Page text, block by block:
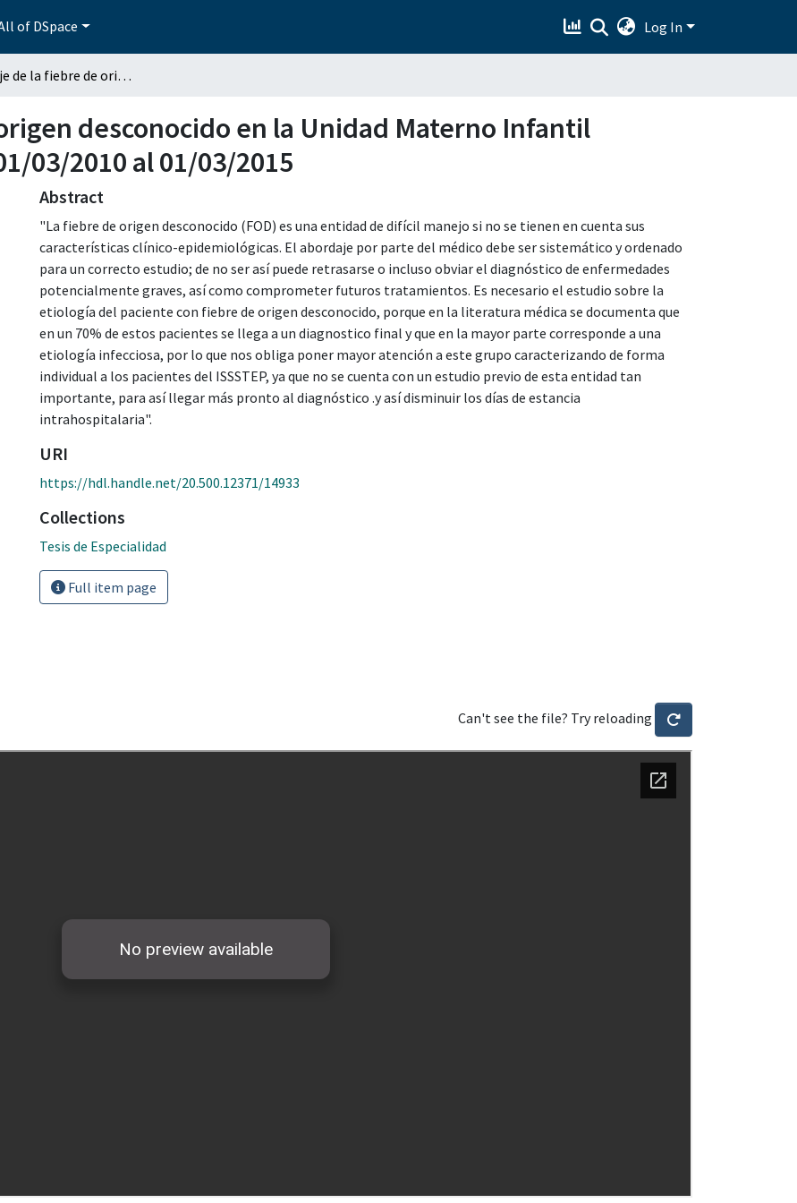
of DSpace Log In
Abordaje de la fiebre de origen desconocido en la Unidad Materno Infantil ISSSTEP del periodo del 01/03/2010 al 01/03/2015
desconocido en la Unidad Materno Infantil
03/2010 al 01/03/2015
Abstract
"La fiebre de origen desconocido (FOD) es una entidad de difícil manejo si no se tienen en cuenta sus
características clínico-epidemiológicas. El abordaje por parte del médico debe ser sistemático y ordenado
para un correcto estudio; de no ser así puede retrasarse o incluso obviar el diagnóstico de enfermedades
potencialmente graves, así como comprometer futuros tratamientos. Es necesario el estudio sobre la
etiología del paciente con fiebre de origen desconocido, porque en la literatura médica se documenta que
en un 70% de estos pacientes se llega a un diagnostico final y que en la mayor parte corresponde a una
etiología infecciosa, por lo que nos obliga poner mayor atención a este grupo caracterizando de forma
individual a los pacientes del ISSSTEP, ya que no se cuenta con un estudio previo de esta entidad tan
importante, para así llegar más pronto al diagnóstico .y así disminuir los días de estancia
intrahospitalaria".
URI
https://hdl.handle.net/20.500.12371/14933
Collections
Tesis de Especialidad
Full item page
Can't see the file? Try reloading